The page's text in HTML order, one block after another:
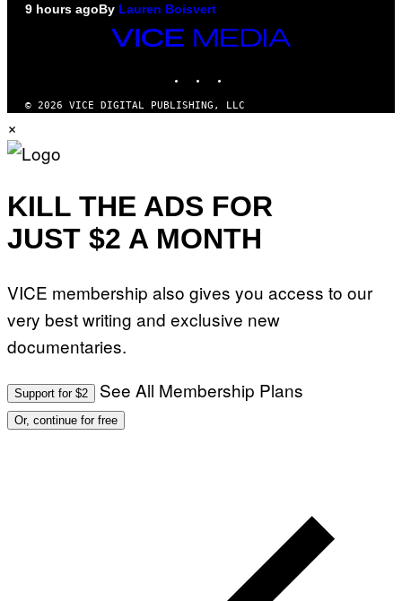
9 hours agoBy Lauren Boisvert
VICE
MEDIA
© 2026 VICE DIGITAL PUBLISHING, LLC
×
KILL THE ADS FOR
JUST $2 A MONTH
VICE membership also gives you access to our
very best writing and exclusive new
documentaries.
Support for $2 See All Membership Plans
Or, continue for free